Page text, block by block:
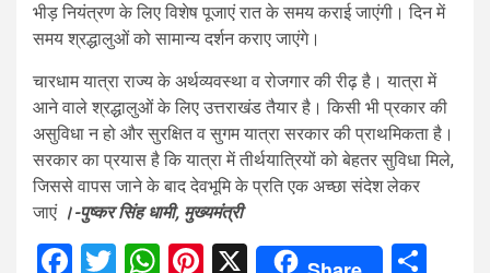
भीड़ नियंत्रण के लिए विशेष पूजाएं रात के समय कराई जाएंगी। दिन में
समय श्रद्धालुओं को सामान्य दर्शन कराए जाएंगे।
चारधाम यात्रा राज्य के अर्थव्यवस्था व रोजगार की रीढ़ है। यात्रा में
आने वाले श्रद्धालुओं के लिए उत्तराखंड तैयार है। किसी भी प्रकार की
असुविधा न हो और सुरक्षित व सुगम यात्रा सरकार की प्राथमिकता है।
सरकार का प्रयास है कि यात्रा में तीर्थयात्रियों को बेहतर सुविधा मिले,
जिससे वापस जाने के बाद देवभूमि के प्रति एक अच्छा संदेश लेकर
जाएं ।-पुष्कर सिंह धामी, मुख्यमंत्री
Facebook
Twitter
WhatsApp
Pinterest
X